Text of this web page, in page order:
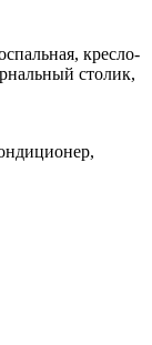
кресло-
столик,